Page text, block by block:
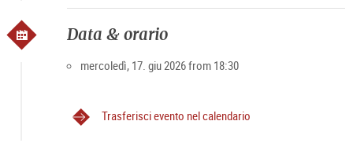
Kammerorchester Salzburg suoneranno per voi nei luoghi più
belli della fortezza le opere più popolari di Mozart e Strauss,
sopra i tetti di Salisburgo, offrendo una vista mozzafiato e
Un'esperienza concertistica di classe superiore.
Data & orario
mercoledì, 17. giu 2026 from 18:30
Trasferisci evento nel calendario